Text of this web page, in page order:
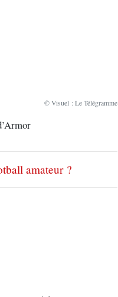
© Visuel : Le Télégramme
amateur ?